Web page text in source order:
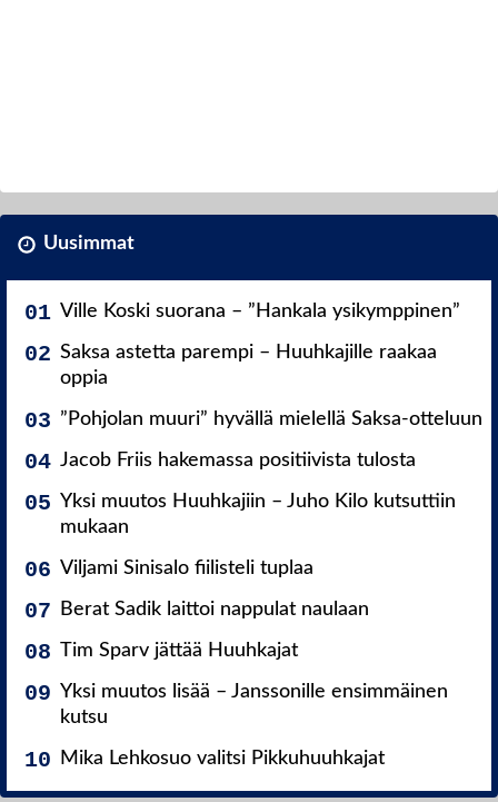
Uusimmat
Ville Koski suorana – ”Hankala ysikymppinen”
Saksa astetta parempi – Huuhkajille raakaa
oppia
”Pohjolan muuri” hyvällä mielellä Saksa-otteluun
Jacob Friis hakemassa positiivista tulosta
Yksi muutos Huuhkajiin – Juho Kilo kutsuttiin
mukaan
Viljami Sinisalo fiilisteli tuplaa
Berat Sadik laittoi nappulat naulaan
Tim Sparv jättää Huuhkajat
Yksi muutos lisää – Janssonille ensimmäinen
kutsu
Mika Lehkosuo valitsi Pikkuhuuhkajat